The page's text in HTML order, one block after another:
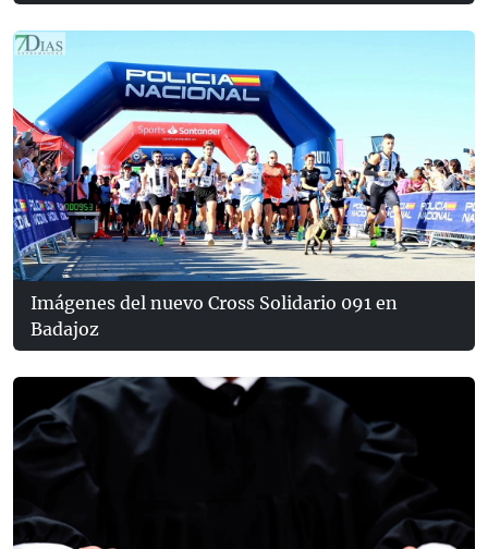
Imágenes del nuevo Cross Solidario 091 en
Badajoz